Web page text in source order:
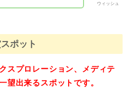
ウィッシュ
ポット
スプロレーション、メディテ
望出来るスポットです。